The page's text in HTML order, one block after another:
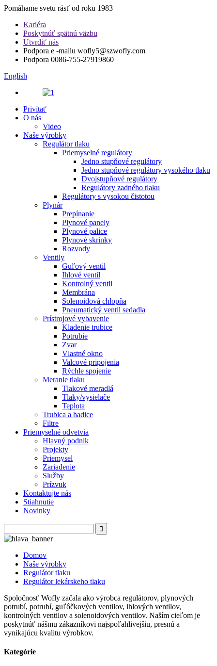
Pomáhame svetu rásť od roku 1983
Kariéra
Poskytnúť spätnú väzbu
Utvrdiť nás
Podpora e -mailu wofly5@szwofly.com
Podpora 0086-755-27919860
English
Privítať
O nás
Video
Naše výrobky
Regulátor tlaku
Priemyselné regulátory
Jedno stupňové regulátory
Jedno stupňové regulátory vysokého tlaku
Dvojstupňové regulátory
Regulátory zadného tlaku
Regulátory s vysokou čistotou
Plynár
Prepínanie
Plynové panely
Plynové palice
Plynové skrinky
Rozvody
Ventily
Guľový ventil
Ihlové ventil
Kontrolný ventil
Membrána
Solenoidová chlopňa
Pneumatický ventil sedadla
Prístrojové vybavenie
Kladenie trubice
Potrubie
Zvar
Vlastné okno
Valcové pripojenia
Rýchle spojenie
Meranie tlaku
Tlakové meradlá
Tlaky/vysielače
Teplota
Trubica a hadice
Filtre
Priemyselné odvetvia
Hlavný podnik
Projekty
Priemysel
Zariadenie
Služby
Prízvuk
Kontaktujte nás
Stiahnutie
Novinky
Domov
Naše výrobky
Regulátor tlaku
Regulátor lekárskeho tlaku
Spoločnosť Wofly začala ako výrobca regulátorov, plynových
potrubí, potrubí, guľôčkových ventilov, ihlových ventilov,
kontrolných ventilov a solenoidových ventilov. Naším cieľom je
poskytnúť nášmu zákazníkovi najspoľahlivejšiu, presnú a
vynikajúcu kvalitu výrobkov.
Kategórie